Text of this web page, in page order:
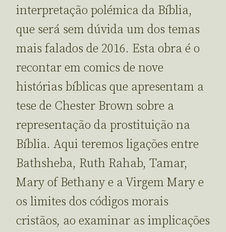
interpretação polémica da Bíblia,
que será sem dúvida um dos temas
mais falados de 2016. Esta obra é o
recontar em comics de nove
histórias bíblicas que apresentam a
tese de Chester Brown sobre a
representação da prostituição na
Bíblia. Aqui teremos ligações entre
Bathsheba, Ruth Rahab, Tamar,
Mary of Bethany e a Virgem Mary e
os limites dos códigos morais
cristãos, ao examinar as implicações